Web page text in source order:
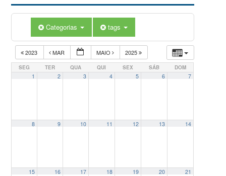
Categorias tags
2023 MAR MAIO 2025
SEG TER QUA QUI SEX SÁB DOM
1 2 3 4 5 6 7
8 9 10 11 12 13 14
15 16 17 18 19 20 21